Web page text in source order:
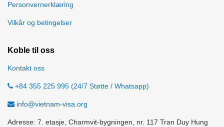
Personvernerklæring
Vilkår og betingelser
Koble til oss
Kontakt oss
+84 355 225 995 (24/7 Støtte / Whatsapp)
info@vietnam-visa.org
Adresse: 7. etasje, Charmvit-bygningen, nr. 117 Tran Duy Hung